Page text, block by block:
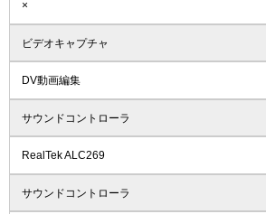
×
ビデオキャプチャ
DV動画編集
サウンドコントローラ
RealTek ALC269
サウンドコントローラ